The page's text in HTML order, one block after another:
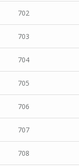
702
703
704
705
706
707
708